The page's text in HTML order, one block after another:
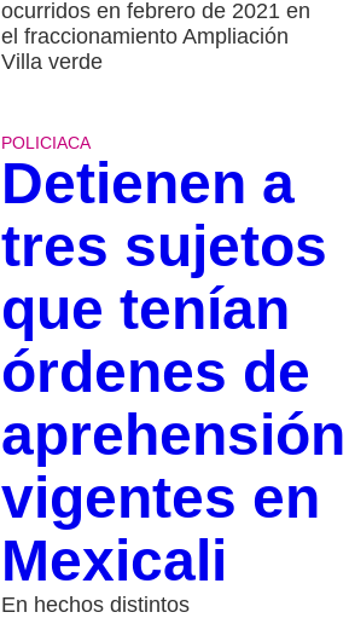
ocurridos en febrero de 2021 en
el fraccionamiento Ampliación
Villa verde
POLICIACA
Detienen a
tres sujetos
que tenían
órdenes de
aprehensión
vigentes en
Mexicali
En hechos distintos